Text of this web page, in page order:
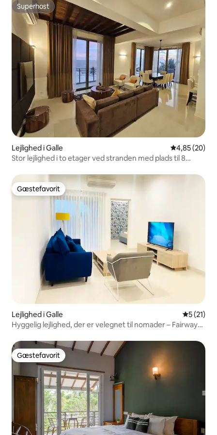
Superhost
Superhost
Lejlighed i Galle 4,85 ud af 5 i
4,85 (20)
Stor lejlighed i to etager ved stranden med plads til 8
Gæstefavorit
Gæstefavorit
Lejlighed i Galle 5 ud af 5
5 (21)
Hyggelig lejlighed, der er velegnet til nomader – Fairway
Gæstefavorit
Gæstefavorit